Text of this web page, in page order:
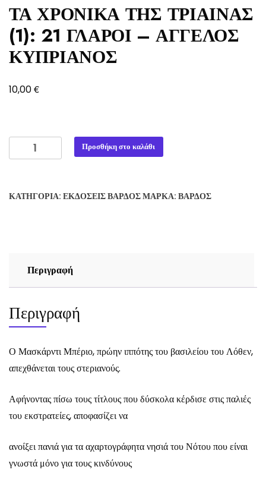
ΤΑ ΧΡΟΝΙΚΑ ΤΗΣ ΤΡΙΑΙΝΑΣ
(1): 21 ΓΛΑΡΟΙ – ΑΓΓΕΛΟΣ
ΚΥΠΡΙΑΝΟΣ
10,00€
ΧΡΟΝΙΚΑ
(1):
ΚΥΠΡΙΑΝΟΣ
ποσότητα
Προσθήκη στο καλάθι
ΚΑΤΗΓΟΡΊΑ: ΕΚΔΌΣΕΙΣ ΒΆΡΔΟΣΜΆΡΚΑ: ΒΆΡΔΟΣ
Περιγραφή
Περιγραφή
Ο Μασκάρντι Μπέριο, πρώην ιππότης του βασιλείου του Λόθεν,
απεχθάνεται τους στεριανούς.
Αφήνοντας πίσω τους τίτλους που δύσκολα κέρδισε στις παλιές
του εκστρατείες, αποφασίζει να
ανοίξει πανιά για τα αχαρτογράφητα νησιά του Νότου που είναι
γνωστά μόνο για τους κινδύνους